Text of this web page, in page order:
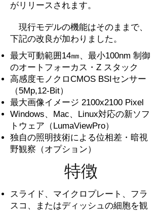
がリリースされます。
現行モデルの機能はそのままで、
下記の改良が加わりました。
最大可動範囲14㎜、最小100nm 制御
のオートフォーカス・Z スタック
高感度モノクロCMOS BSIセンサー
（5Mp,12-Bit）
最大画像イメージ 2100x2100 Pixel
Windows、Mac、Linux対応の新ソフ
トウェア（LumaViewPro）
​独自の照明技術による位相差・暗視
野観察（オプション）
特徴
スライド、マイクロプレート、フラ
スコ、またはディッシュの細胞を観